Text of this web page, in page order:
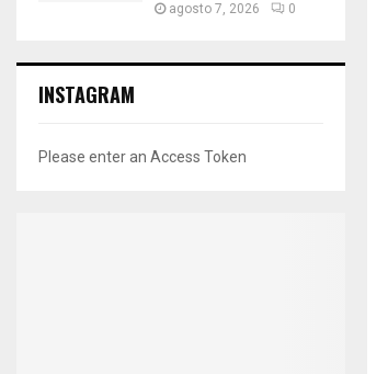
agosto 7, 2026 0
INSTAGRAM
Please enter an Access Token